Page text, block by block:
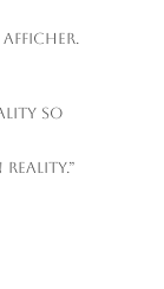
afficher.
so